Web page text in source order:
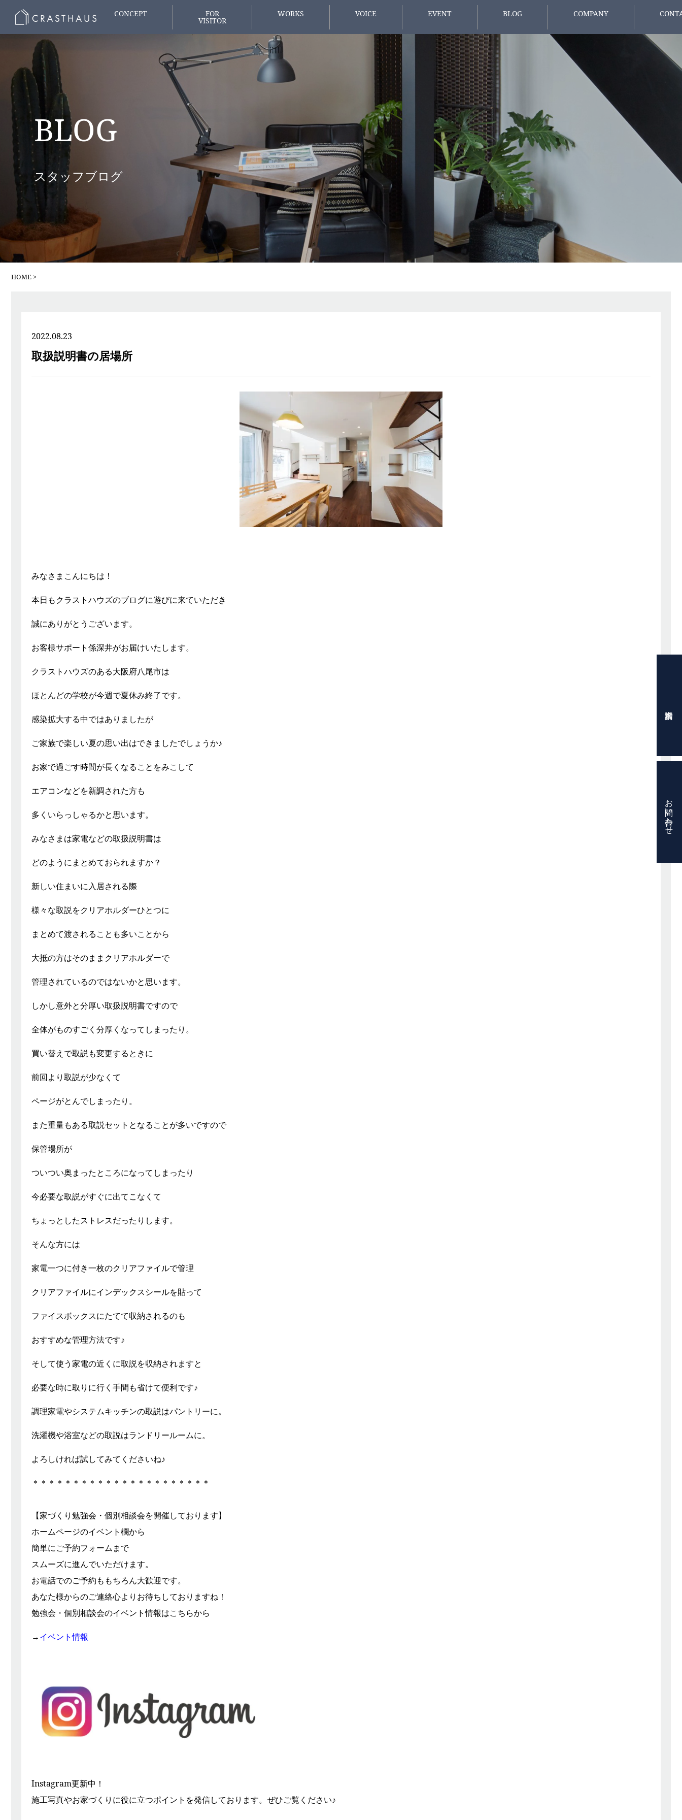
CONCEPT
FOR
VISITOR
はじめての方へ
WORKS
VOICE
EVENT
BLOG
COMPANY
お問い合わせ
BLOG
スタッフブログ
HOME
2022.08.23
取扱説明書の居場所
みなさまこんにちは！
本日もクラストハウズのブログに遊びに来ていただき
誠にありがとうございます。
お客様サポート係深井がお届けいたします。
クラストハウズのある大阪府八尾市は
ほとんどの学校が今週で夏休み終了です。
感染拡大する中ではありましたが
ご家族で楽しい夏の思い出はできましたでしょうか♪
お家で過ごす時間が長くなることをみこして
エアコンなどを新調された方も
多くいらっしゃるかと思います。
みなさまは家電などの取扱説明書は
どのようにまとめておられますか？
新しい住まいに入居される際
様々な取説をクリアホルダーひとつに
まとめて渡されることも多いことから
大抵の方はそのままクリアホルダーで
管理されているのではないかと思います。
しかし意外と分厚い取扱説明書ですので
全体がものすごく分厚くなってしまったり。
買い替えで取説も変更するときに
前回より取説が少なくて
ページがとんでしまったり。
また重量もある取説セットとなることが多いですので
保管場所が
ついつい奥まったところになってしまったり
今必要な取説がすぐに出てこなくて
ちょっとしたストレスだったりします。
そんな方には
家電一つに付き一枚のクリアファイルで管理
クリアファイルにインデックスシールを貼って
ファイスボックスにたてて収納されるのも
おすすめな管理方法です♪
そして使う家電の近くに取説を収納されますと
必要な時に取りに行く手間も省けて便利です♪
調理家電やシステムキッチンの取説はパントリーに。
洗濯機や浴室などの取説はランドリールームに。
よろしければ試してみてくださいね♪
＊＊＊＊＊＊＊＊＊＊＊＊＊＊＊＊＊＊＊＊＊＊
【家づくり勉強会・個別相談会を開催しております】
ホームページのイベント欄から
簡単にご予約フォームまで
スムーズに進んでいただけます。
お電話でのご予約ももちろん大歓迎です。
あなた様からのご連絡心よりお待ちしておりますね！
勉強会・個別相談会のイベント情報はこちらから
→イベント情報
Instagram更新中！
施工写真やお家づくりに役に立つポイントを発信しております。ぜひご覧ください♪